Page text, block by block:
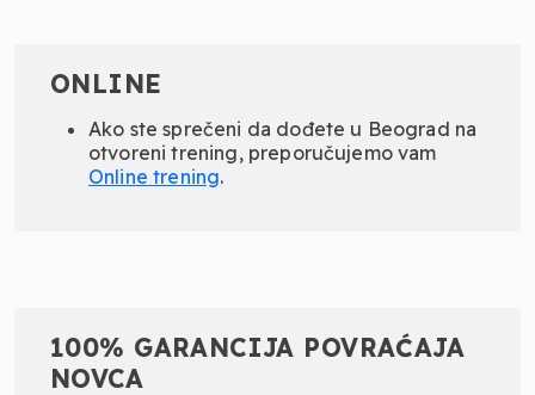
ONLINE
Ako ste sprečeni da dođete u Beograd na
otvoreni trening, preporučujemo vam
Online trening.
100% GARANCIJA POVRAĆAJA
NOVCA